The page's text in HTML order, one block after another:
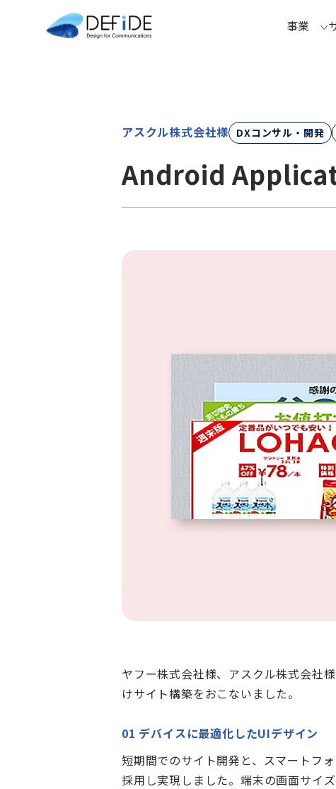
事業
アスクル株式会社様 DXコンサル・開発
Android
ヤフー株式会社様、アスクル株式会社
けサイト構築をおこないました。
01 デバイスに最適化したUIデザイン
短期間でのサイト開発と、スマートフ
採用し実現しました。端末の画面サイ